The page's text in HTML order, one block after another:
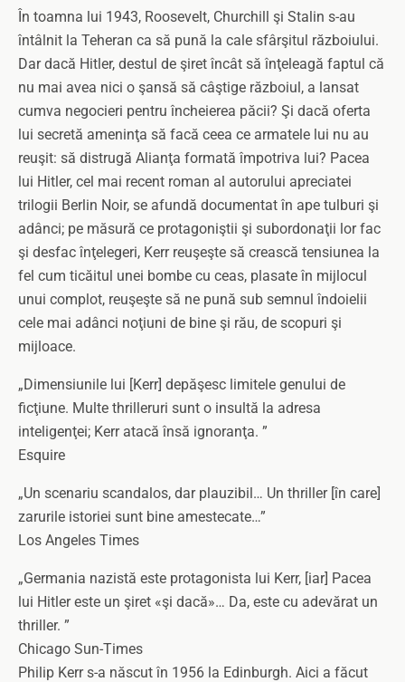
În toamna lui 1943, Roosevelt, Churchill şi Stalin s-au
întâlnit la Teheran ca să pună la cale sfârşitul războiului.
Dar dacă Hitler, destul de şiret încât să înţeleagă faptul că
nu mai avea nici o şansă să câştige războiul, a lansat
cumva negocieri pentru încheierea păcii? Şi dacă oferta
lui secretă ameninţa să facă ceea ce armatele lui nu au
reuşit: să distrugă Alianţa formată împotriva lui? Pacea
lui Hitler, cel mai recent roman al autorului apreciatei
trilogii Berlin Noir, se afundă documentat în ape tulburi şi
adânci; pe măsură ce protagoniştii şi subordonaţii lor fac
şi desfac înţelegeri, Kerr reuşeşte să crească tensiunea la
fel cum ticăitul unei bombe cu ceas, plasate în mijlocul
unui complot, reuşeşte să ne pună sub semnul îndoielii
cele mai adânci noţiuni de bine şi rău, de scopuri şi
mijloace.
„Dimensiunile lui [Kerr] depăşesc limitele genului de
ficţiune. Multe thrilleruri sunt o insultă la adresa
inteligenţei; Kerr atacă însă ignoranţa. ”
Esquire
„Un scenariu scandalos, dar plauzibil… Un thriller [în care]
zarurile istoriei sunt bine amestecate…”
Los Angeles Times
„Germania nazistă este protagonista lui Kerr, [iar] Pacea
lui Hitler este un şiret «şi dacă»… Da, este cu adevărat un
thriller. ”
Chicago Sun-Times
Philip Kerr s-a născut în 1956 la Edinburgh. Aici a făcut